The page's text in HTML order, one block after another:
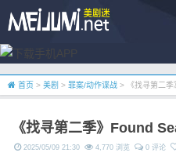
首页 > 美剧 > 罪案/动作谍战 > 《找寻第二
《找寻第二季》Found
2025/05/09 21:30 4,770 浏览 0 评论